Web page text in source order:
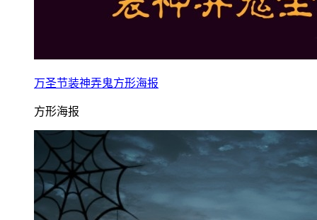
万圣节装神弄鬼方形海报
方形海报